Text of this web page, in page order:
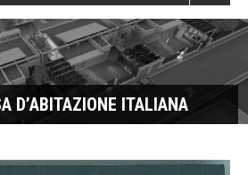
D’ABITAZIONE ITALIANA